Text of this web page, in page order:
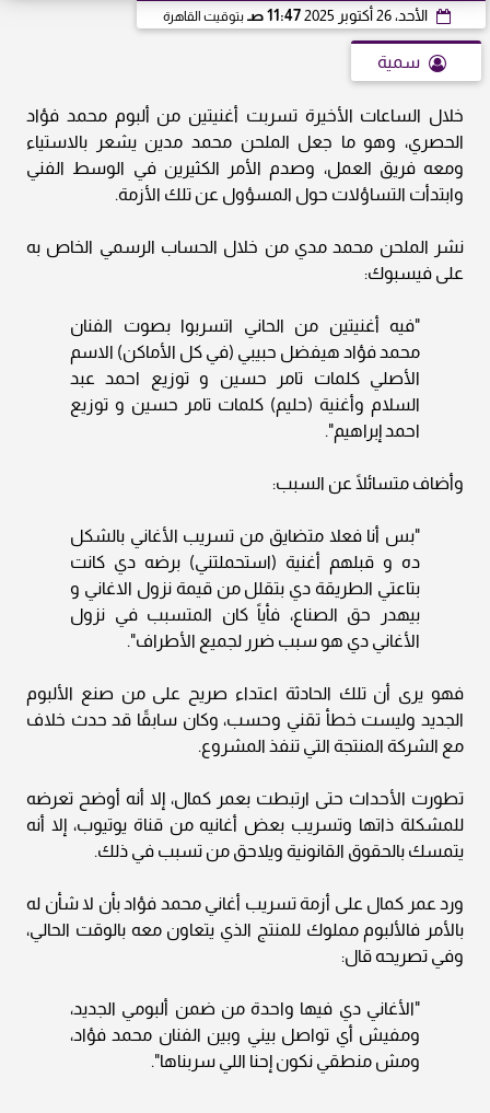
الأحد، 26 أكتوبر 2025 11:47 صـ بتوقيت القاهرة
سمية
خلال الساعات الأخيرة تسربت أغنيتين من ألبوم محمد فؤاد
الحصري، وهو ما جعل الملحن محمد مدين يشعر بالاستياء
ومعه فريق العمل، وصدم الأمر الكثيرين في الوسط الفني
وابتدأت التساؤلات حول المسؤول عن تلك الأزمة.
نشر الملحن محمد مدي من خلال الحساب الرسمي الخاص به
على فيسبوك:
"فيه أغنيتين من الحاني اتسربوا بصوت الفنان
محمد فؤاد هيفضل حبيبي (في كل الأماكن) الاسم
الأصلي كلمات تامر حسين و توزيع احمد عبد
السلام وأغنية (حليم) كلمات تامر حسين و توزيع
احمد إبراهيم".
وأضاف متسائلًا عن السبب:
"بس أنا فعلا متضايق من تسريب الأغاني بالشكل
ده و قبلهم أغنية (استحملتني) برضه دي كانت
بتاعتي الطريقة دي بتقلل من قيمة نزول الاغاني و
بيهدر حق الصناع، فأياً كان المتسبب في نزول
الأغاني دي هو سبب ضرر لجميع الأطراف".
فهو يرى أن تلك الحادثة اعتداء صريح على من صنع الألبوم
الجديد وليست خطأ تقني وحسب، وكان سابقًا قد حدث خلاف
مع الشركة المنتجة التي تنفذ المشروع.
تطورت الأحداث حتى ارتبطت بعمر كمال، إلا أنه أوضح تعرضه
للمشكلة ذاتها وتسريب بعض أغانيه من قناة يوتيوب، إلا أنه
يتمسك بالحقوق القانونية ويلاحق من تسبب في ذلك.
ورد عمر كمال على أزمة تسريب أغاني محمد فؤاد بأن لا شأن له
بالأمر فالألبوم مملوك للمنتج الذي يتعاون معه بالوقت الحالي،
وفي تصريحه قال:
"الأغاني دي فيها واحدة من ضمن ألبومي الجديد،
ومفيش أي تواصل بيني وبين الفنان محمد فؤاد،
ومش منطقي نكون إحنا اللي سربناها".